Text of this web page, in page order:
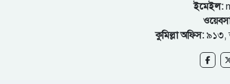
ইমেইল:
কুমিল্লা অফিস: ৯১৩,